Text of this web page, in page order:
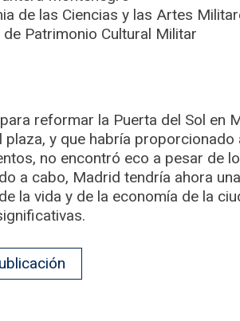
de las Ciencias y las Artes
de Patrimonio Cultural Militar
reformar la Puerta del Sol en
y que habría proporcionado
no encontró eco a pesar de
a cabo, Madrid tendría ahora
la vida y de la economía de la